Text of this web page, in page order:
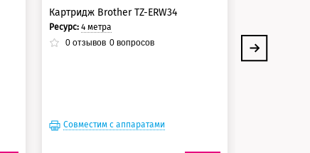
Картридж Brother TZ-ERW34
Ресурс: 4 метрa
0отзывов 0вопросов
Совместим с аппаратами